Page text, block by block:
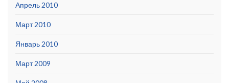
Апрель 2010
Март 2010
Январь 2010
Март 2009